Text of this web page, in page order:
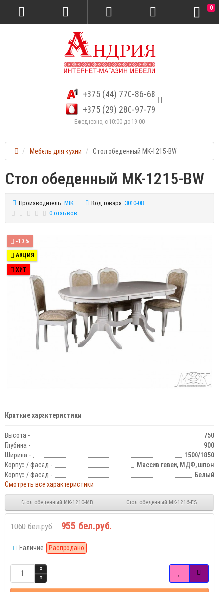
+375 (44) 770-86-68
+375 (29) 280-97-79
Ежедневно, с 10:00 до 19:00
0
Мебель для кухни Стол обеденный MK-1215-BW
Стол обеденный MK-1215-BW
Производитель: MIK Код товара: 3010-08
0 отзывов
-10 %
АКЦИЯ
ХИТ
Краткие характеристики
Высота -
750
Глубина -
900
Ширина -
1500/1850
Корпус / фасад -
Массив гевеи, МДФ, шпон
Корпус / фасад -
Белый
Смотреть все характеристики
Стол обеденный MK-1210-MB Стол обеденный MK-1216-ES
1060 бел.руб. 955 бел.руб.
Наличие: Распродано